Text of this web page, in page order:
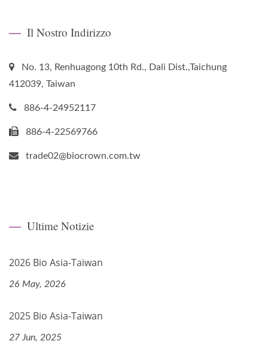
Il Nostro Indirizzo
No. 13, Renhuagong 10th Rd., Dali Dist.,Taichung
412039, Taiwan
886-4-24952117
886-4-22569766
trade02@biocrown.com.tw
Ultime Notizie
2026 Bio Asia-Taiwan
26 May, 2026
2025 Bio Asia-Taiwan
27 Jun, 2025